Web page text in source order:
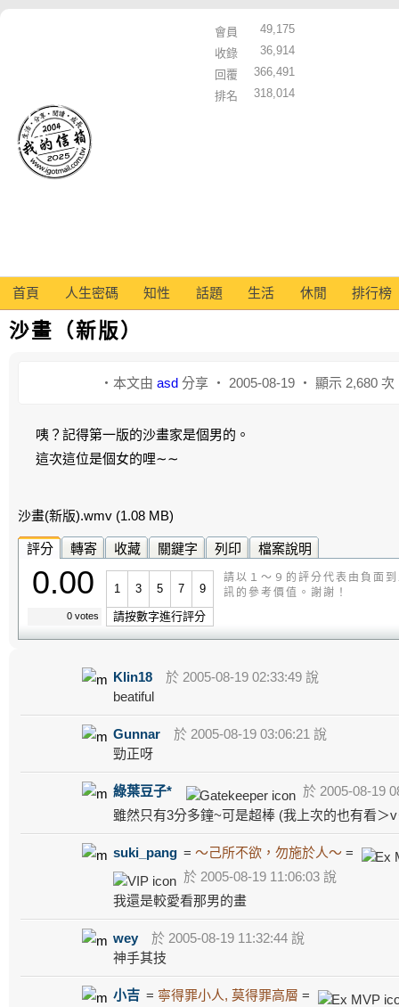
會員
49,175
收錄
36,914
回覆
366,491
排名
318,014
首頁 人生密碼 知性 話題 生活 休閒 排行榜
沙畫（新版）
‧本文由 asd 分享 ‧ 2005-08-19 ‧ 顯示 2,680
咦？記得第一版的沙畫家是個男的。
這次這位是個女的哩∼∼
沙畫(新版).wmv (1.08 MB)
評分 轉寄 收藏 關鍵字 列印 檔案說明
0.00
0 votes
1 3 5 7 9
請按數字進行評分
請以１～９的評分代表由負面
訊的參考價值。謝謝！
Klin18
於 2005-08-19 02:33:49 說
beatiful
Gunnar
於 2005-08-19 03:06:21 說
勁正呀
綠葉豆子*
於 2005-08-19
雖然只有3分多鐘~可是超棒 (我上次的也有看＞
suki_pang =～己所不欲，勿施於人～ =
於 2005-08-19 11:06:03 說
我還是較愛看那男的畫
wey
於 2005-08-19 11:32:44 說
神手其技
小吉 = 寧得罪小人, 莫得罪高層 =